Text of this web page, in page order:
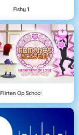
Fishy 1
Flirten Op School